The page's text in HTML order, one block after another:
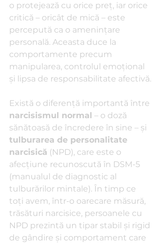
o protejează cu orice preț, iar orice
critică – oricât de mică – este
percepută ca o amenințare
personală. Aceasta duce la
comportamente precum
manipularea, controlul emoțional
și lipsa de responsabilitate afectivă.
Există o diferență importantă între
narcisismul normal – o doză
sănătoasă de încredere în sine – și
tulburarea de personalitate
narcisică (NPD), care este o
afecțiune recunoscută în DSM-5
(manualul de diagnostic al
tulburărilor mintale). În timp ce
toți avem, într-o oarecare măsură,
trăsături narcisice, persoanele cu
NPD prezintă un tipar stabil și rigid
de gândire și comportament care